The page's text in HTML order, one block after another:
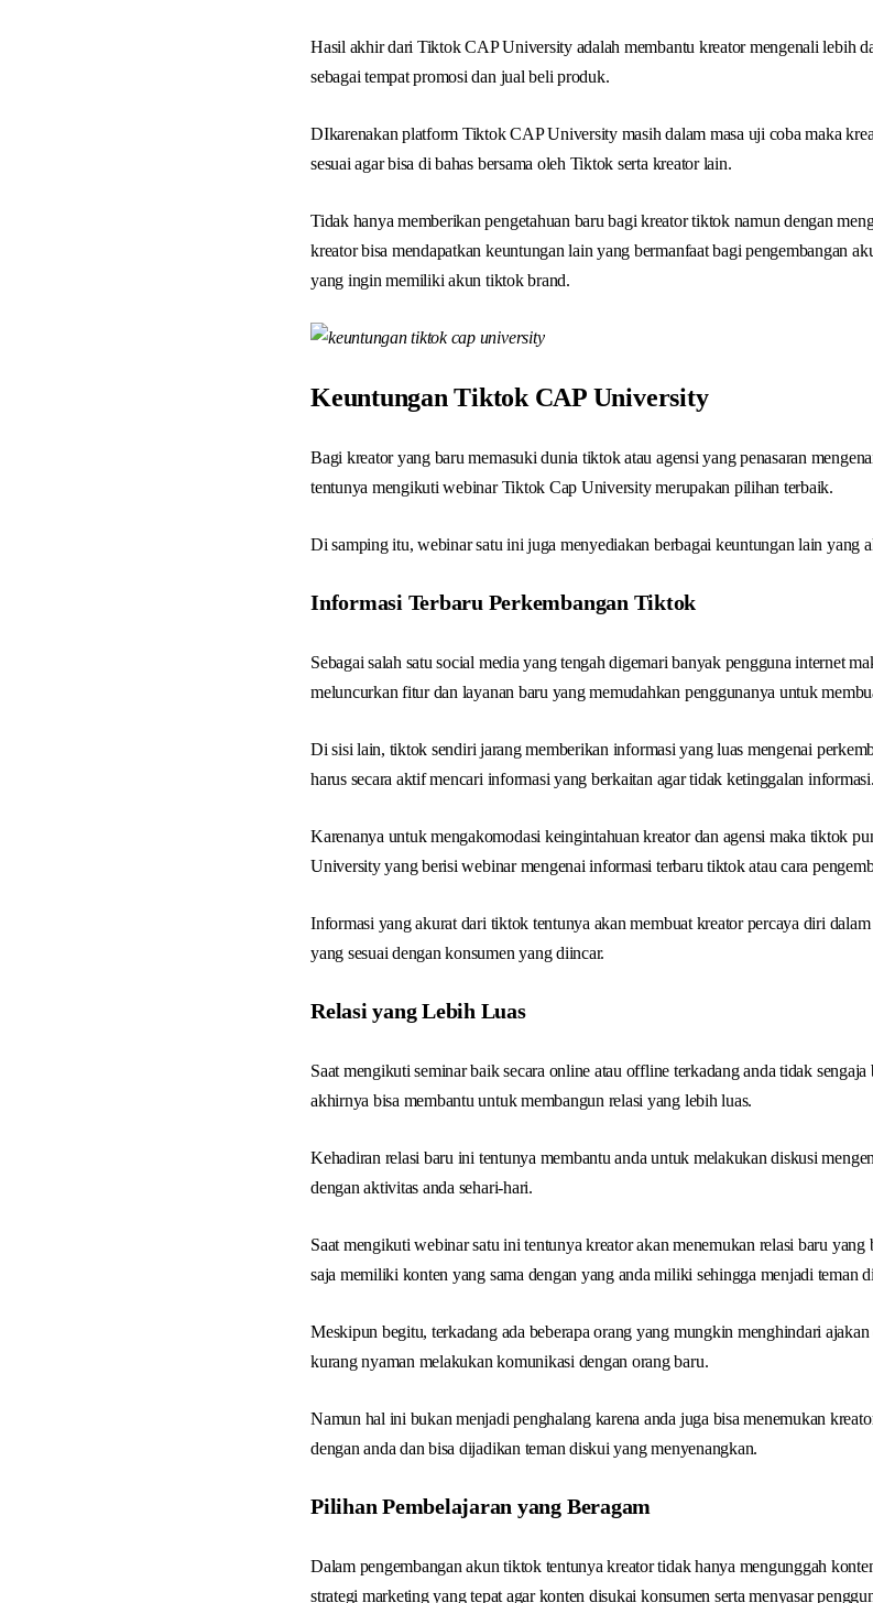
Hasil akhir dari Tiktok CAP University adalah membantu kreator mengenali lebih
sebagai tempat promosi dan jual beli produk.
DIkarenakan platform Tiktok CAP University masih dalam masa uji coba maka
sesuai agar bisa di bahas bersama oleh Tiktok serta kreator lain.
Tidak hanya memberikan pengetahuan baru bagi kreator tiktok namun dengan
kreator bisa mendapatkan keuntungan lain yang bermanfaat bagi pengembangan
yang ingin memiliki akun tiktok brand.
Keuntungan Tiktok CAP University
Bagi kreator yang baru memasuki dunia tiktok atau agensi yang penasaran
tentunya mengikuti webinar Tiktok Cap University merupakan pilihan terbaik.
Di samping itu, webinar satu ini juga menyediakan berbagai keuntungan lain yang
Informasi Terbaru Perkembangan Tiktok
Sebagai salah satu social media yang tengah digemari banyak pengguna internet
meluncurkan fitur dan layanan baru yang memudahkan penggunanya untuk
Di sisi lain, tiktok sendiri jarang memberikan informasi yang luas mengenai
harus secara aktif mencari informasi yang berkaitan agar tidak ketinggalan informasi.
Karenanya untuk mengakomodasi keingintahuan kreator dan agensi maka tiktok
University yang berisi webinar mengenai informasi terbaru tiktok atau cara
Informasi yang akurat dari tiktok tentunya akan membuat kreator percaya diri
yang sesuai dengan konsumen yang diincar.
Relasi yang Lebih Luas
Saat mengikuti seminar baik secara online atau offline terkadang anda tidak
akhirnya bisa membantu untuk membangun relasi yang lebih luas.
Kehadiran relasi baru ini tentunya membantu anda untuk melakukan diskusi
dengan aktivitas anda sehari-hari.
Saat mengikuti webinar satu ini tentunya kreator akan menemukan relasi baru
saja memiliki konten yang sama dengan yang anda miliki sehingga menjadi teman
Meskipun begitu, terkadang ada beberapa orang yang mungkin menghindari ajakan
kurang nyaman melakukan komunikasi dengan orang baru.
Namun hal ini bukan menjadi penghalang karena anda juga bisa menemukan
dengan anda dan bisa dijadikan teman diskui yang menyenangkan.
Pilihan Pembelajaran yang Beragam
Dalam pengembangan akun tiktok tentunya kreator tidak hanya mengunggah
strategi marketing yang tepat agar konten disukai konsumen serta menyasar